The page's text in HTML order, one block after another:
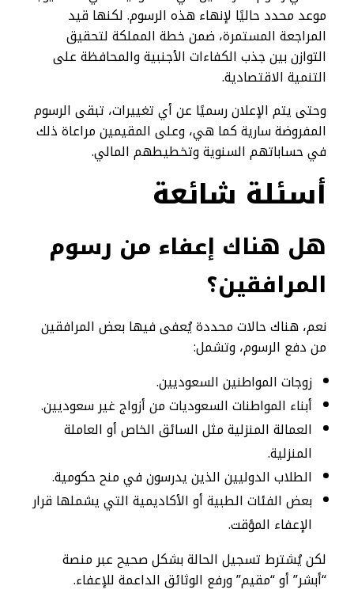
موعد محدد حاليًا لإنهاء هذه الرسوم. لكنها قيد
المراجعة المستمرة، ضمن خطة المملكة لتحقيق
التوازن بين جذب الكفاءات الأجنبية والمحافظة على
التنمية الاقتصادية.
وحتى يتم الإعلان رسميًا عن أي تغييرات، تبقى الرسوم
المفروضة سارية كما هي، وعلى المقيمين مراعاة ذلك
في حساباتهم السنوية وتخطيطهم المالي.
أسئلة شائعة
هل هناك إعفاء من رسوم
المرافقين؟
نعم، هناك حالات محددة يُعفى فيها بعض المرافقين
من دفع الرسوم، وتشمل:
زوجات المواطنين السعوديين.
أبناء المواطنات السعوديات من أزواج غير سعوديين.
العمالة المنزلية مثل السائق الخاص أو العاملة
المنزلية.
الطلاب الدوليين الذين يدرسون في منح حكومية.
بعض الفئات الطبية أو الأكاديمية التي يشملها قرار
الإعفاء المؤقت.
لكن يُشترط تسجيل الحالة بشكل صحيح عبر منصة
“أبشر” أو “مقيم” ورفع الوثائق الداعمة للإعفاء.